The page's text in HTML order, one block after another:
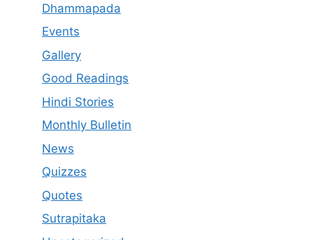
Dhammapada
Events
Gallery
Good Readings
Hindi Stories
Monthly Bulletin
News
Quizzes
Quotes
Sutrapitaka